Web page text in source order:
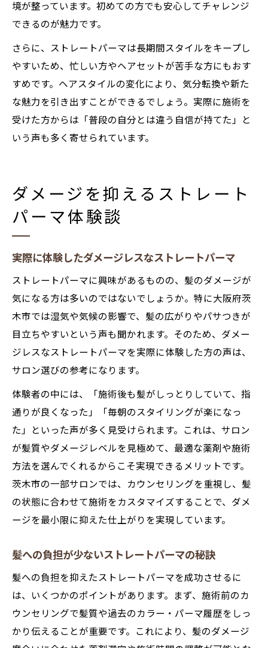
境が整っています。初めての方でも安心してチャレンジ
できるのが魅力です。
さらに、ストレートパーマは長期間スタイルをキープし
やすいため、忙しい方やヘアセットが苦手な方にもおす
すめです。ヘアスタイルの変化により、気分転換や新た
な魅力を引き出すことができるでしょう。実際に施術を
受けた方からは「普段の自分とは違う自信が持てた」と
いう声も多く寄せられています。
ダメージを抑えるストレート
パーマ体験談
実際に体験したダメージレスなストレートパーマ
ストレートパーマに興味があるものの、髪のダメージが
気になる方は多いのではないでしょうか。特に大阪府茨
木市では湿気や気候の影響で、髪の広がりやパサつきが
目立ちやすいという声も聞かれます。そのため、ダメー
ジレスなストレートパーマを実際に体験した方の声は、
サロン選びの参考になります。
体験者の中には、「施術後も髪がしっとりしていて、指
通りが良くなった」「毎朝のスタイリングが楽になっ
た」といった声が多く見受けられます。これは、サロン
が髪質やダメージレベルを見極めて、最適な薬剤や施術
方法を選んでくれるからこそ実現できるメリットです。
茨木市の一部サロンでは、カウンセリングを重視し、髪
の状態に合わせて施術をカスタマイズすることで、ダメ
ージを最小限に抑えた仕上がりを実現しています。
髪への負担が少ないストレートパーマの秘訣
髪への負担を抑えたストレートパーマを成功させるに
は、いくつかのポイントがあります。まず、施術前のカ
ウンセリングで髪質や過去のカラー・パーマ履歴をしっ
かり伝えることが重要です。これにより、髪のダメージ